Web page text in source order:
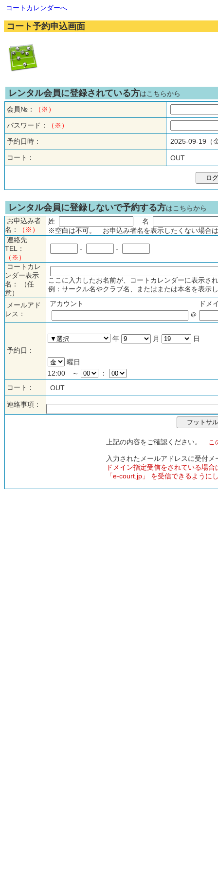
コートカレンダーへ
コート予約申込画面
レンタル会員に登録されている方はこちらから
会員№：
（※）
パスワード： （※）
予約日時： 2025-09-19
コート： OUT
レンタル会員に登録しないで予約する方はこちらから
お申込み者
名：
（※）
姓
名
※空白は不可。 お申込み者名を表示したくない場合
連絡先
TEL：
（※）
- -
コートカレ
ンダー表示
名： （任
意）
ここに入力したお名前が、コートカレンダーに表示
例：サークル名やクラブ名、またはまたは本名を表示
メールアド
レス：
アカウント
ドメ
＠
予約日：
年 月 日
曜日
12:00 ～
：
コート：
OUT
連絡事項：
上記の内容をご確認ください。 こ
入力されたメールアドレスに受付
ドメイン指定受信をされている場合
「e-court.jp」 を受信できるように